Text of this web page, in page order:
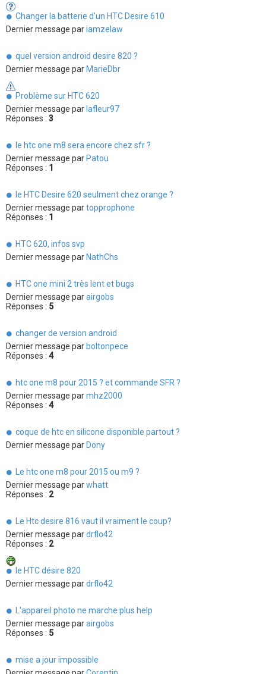
Changer la batterie d'un HTC Desire 610
Dernier message pariamzelaw
quel version android desire 820 ?
Dernier message parMarieDbr
Problème sur HTC 620
Dernier message parlafleur97
Réponses : 3
le htc one m8 sera encore chez sfr ?
Dernier message parPatou
Réponses : 1
le HTC Desire 620 seulment chez orange ?
Dernier message partopprophone
Réponses : 1
HTC 620, infos svp
Dernier message parNathChs
HTC one mini 2 très lent et bugs
Dernier message parairgobs
Réponses : 5
changer de version android
Dernier message parboltonpece
Réponses : 4
htc one m8 pour 2015 ? et commande SFR ?
Dernier message parmhz2000
Réponses : 4
coque de htc en silicone disponible partout ?
Dernier message parDony
Le htc one m8 pour 2015 ou m9 ?
Dernier message parwhatt
Réponses : 2
Le Htc desire 816 vaut il vraiment le coup?
Dernier message pardrflo42
Réponses : 2
le HTC désire 820
Dernier message pardrflo42
L'appareil photo ne marche plus help
Dernier message parairgobs
Réponses : 5
mise a jour impossible